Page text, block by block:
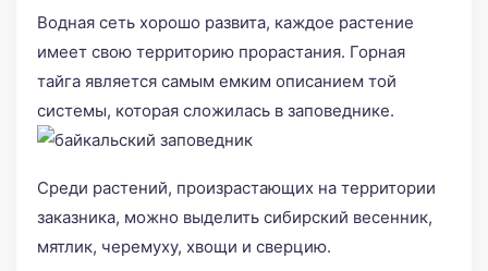
Водная сеть хорошо развита, каждое растение
имеет свою территорию прорастания. Горная
тайга является самым емким описанием той
системы, которая сложилась в заповеднике.
Среди растений, произрастающих на территории
заказника, можно выделить сибирский весенник,
мятлик, черемуху, хвощи и сверцию.